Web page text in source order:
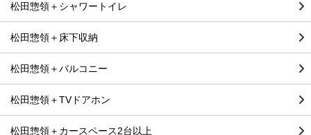
松田惣領＋シャワートイレ
松田惣領＋床下収納
松田惣領＋バルコニー
松田惣領＋TVドアホン
松田惣領＋カースペース2台以上